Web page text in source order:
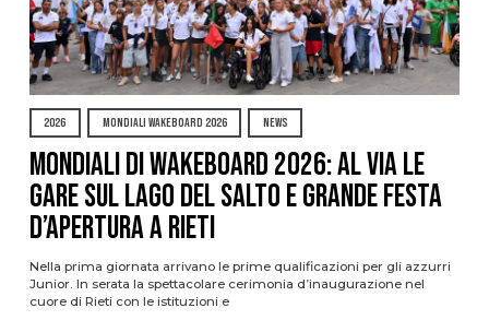
2026 MONDIALI WAKEBOARD 2026 NEWS
Mondiali di Wakeboard 2026: al via le
gare sul Lago del Salto e grande festa
d’apertura a Rieti
Nella prima giornata arrivano le prime qualificazioni per gli azzurri
Junior. In serata la spettacolare cerimonia d’inaugurazione nel
cuore di Rieti con le istituzioni e